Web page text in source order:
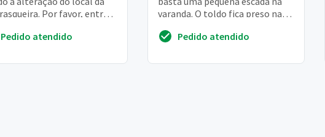
Por favor, entrar
Pedido atendido
varanda. O toldo fica preso na
Pedido atendido